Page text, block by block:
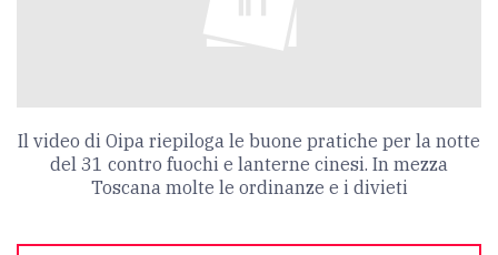
Il video di Oipa riepiloga le buone pratiche per la notte
del 31 contro fuochi e lanterne cinesi. In mezza
Toscana molte le ordinanze e i divieti